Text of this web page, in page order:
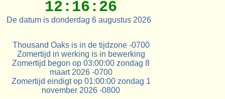
12:16:26
De datum is donderdag 6 augustus 2026
Thousand Oaks is in de tijdzone -0700
Zomertijd in werking is in bewerking
Zomertijd begon op 03:00:00 zondag 8
maart 2026 -0700
Zomertijd eindigt op 01:00:00 zondag 1
november 2026 -0800